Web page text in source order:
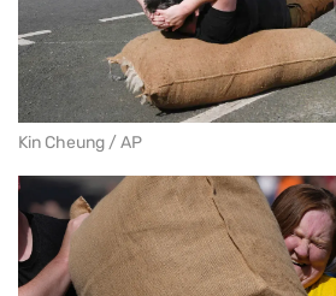
Kin Cheung / AP